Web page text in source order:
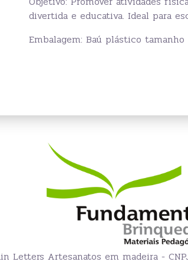
divertida e educativa. Ideal para
Embalagem: Baú plástico
Letters Artesanatos em madeira -